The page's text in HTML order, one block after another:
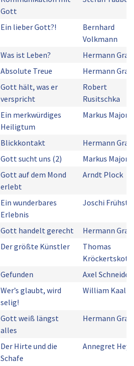
Gott
Ein lieber Gott?!
Bernhard
Volkmann
Was ist Leben? Hermann
Absolute Treue Hermann
Gott hält, was er
verspricht
Robert
Rusitschka
Ein merkwürdiges
Heiligtum
Markus
Blickkontakt Hermann
Gott sucht uns (2) Markus
Gott auf dem Mond
erlebt
Arndt Plock
Ein wunderbares
Erlebnis
Joschi
Gott handelt gerecht Hermann
Der größte Künstler
Thomas
Gefunden Axel Schneider
Wer’s glaubt, wird
selig!
William Kaal
Gott weiß längst
alles
Hermann
Der Hirte und die
Schafe
Annegret